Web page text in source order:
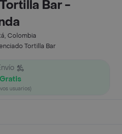
Bar -
Colombia
Tortilla Bar
Gratis
usuarios)